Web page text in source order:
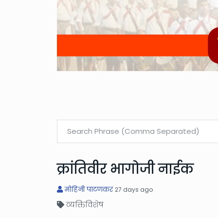
क्रांतिवीर भागोजी नाईक
मोहिनी पाटणकर 27 days ago
व्यक्तिविशेष